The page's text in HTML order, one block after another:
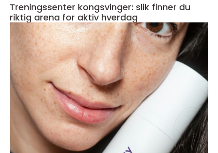
Treningssenter kongsvinger: slik finner du
riktig arena for aktiv hverdag